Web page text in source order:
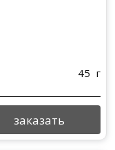
45 г
заказать